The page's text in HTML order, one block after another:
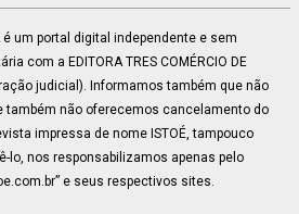
é um portal digital independente e sem
com a EDITORA TRES COMÉRCIO DE
judicial). Informamos também que não
também não oferecemos cancelamento do
impressa de nome ISTOÉ, tampouco
lo, nos responsabilizamos apenas pelo
e seus respectivos sites.